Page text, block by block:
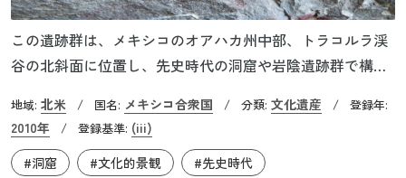
この遺跡群は、メキシコのオアハカ州中部、トラコルラ渓
谷の北斜面に位置し、先史時代の洞窟や岩陰遺跡群で構成
物の種子が発見されており、これはアメリカ大陸における
最古の栽培植物と見なされています。また、同じ洞窟から
見つかったトウモロコシの芯の破片は、トウモロコシの栽
地域: 北米 / 国名: メキシコ合衆国 / 分類: 文化遺産 / 登録年:
2010年 / 登録基準: (iii)
#洞窟
#文化的景観 #先史時代